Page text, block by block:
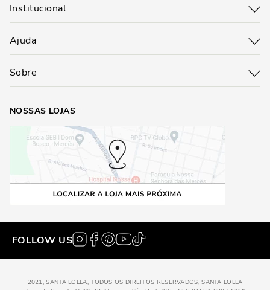
Institucional
Ajuda
Sobre
NOSSAS LOJAS
FOLLOW US
2021, SANTA LOLLA, TODOS OS DIREITOS RESERVADOS, SANTA LOLLA